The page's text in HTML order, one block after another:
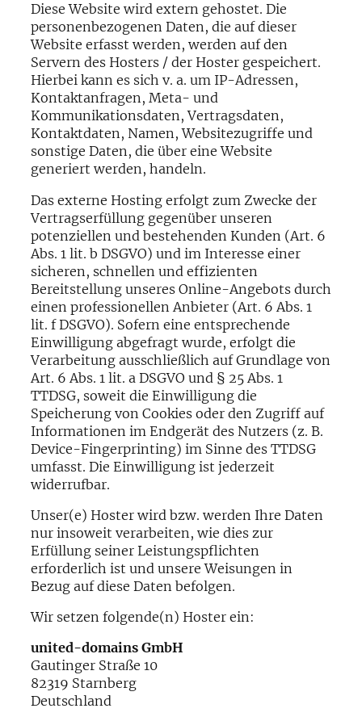
Diese Website wird extern gehostet. Die
personenbezogenen Daten, die auf dieser
Website erfasst werden, werden auf den
Servern des Hosters / der Hoster gespeichert.
Hierbei kann es sich v. a. um IP-Adressen,
Kontaktanfragen, Meta- und
Kommunikationsdaten, Vertragsdaten,
Kontaktdaten, Namen, Websitezugriffe und
sonstige Daten, die über eine Website
generiert werden, handeln.
Das externe Hosting erfolgt zum Zwecke der
Vertragserfüllung gegenüber unseren
potenziellen und bestehenden Kunden (Art. 6
Abs. 1 lit. b DSGVO) und im Interesse einer
sicheren, schnellen und effizienten
Bereitstellung unseres Online-Angebots durch
einen professionellen Anbieter (Art. 6 Abs. 1
lit. f DSGVO). Sofern eine entsprechende
Einwilligung abgefragt wurde, erfolgt die
Verarbeitung ausschließlich auf Grundlage von
Art. 6 Abs. 1 lit. a DSGVO und § 25 Abs. 1
TTDSG, soweit die Einwilligung die
Speicherung von Cookies oder den Zugriff auf
Informationen im Endgerät des Nutzers (z. B.
Device-Fingerprinting) im Sinne des TTDSG
umfasst. Die Einwilligung ist jederzeit
widerrufbar.
Unser(e) Hoster wird bzw. werden Ihre Daten
nur insoweit verarbeiten, wie dies zur
Erfüllung seiner Leistungspflichten
erforderlich ist und unsere Weisungen in
Bezug auf diese Daten befolgen.
Wir setzen folgende(n) Hoster ein:
united-domains GmbH
Gautinger Straße 10
82319 Starnberg
Deutschland